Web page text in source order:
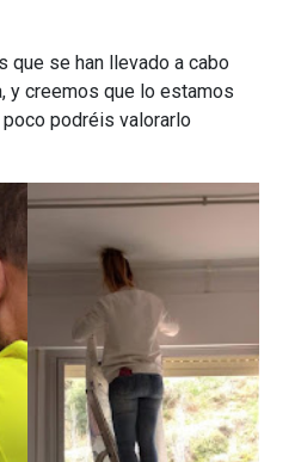
que se han llevado a cabo
y creemos que lo estamos
podréis valorarlo